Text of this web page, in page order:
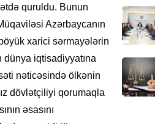
quruldu. Bunun
Azərbaycanın
xarici sərmayələrin
dünya iqtisadiyyatına
nəticəsində ölkənin
dövlətçiliyi qorumaqla
əsasını
HADISƏ
DÜNYA